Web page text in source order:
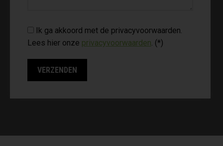
Ik ga akkoord met de privacyvoorwaarden.
Lees hier onze privacyvoorwaarden. (*)